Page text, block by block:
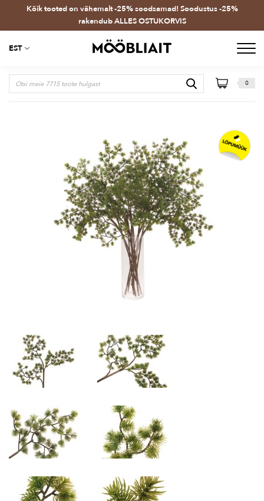
Kõik tooted on vähemalt -25% soodsamad! Soodustus -25%
rakendub ALLES OSTUKORVIS
EST
0